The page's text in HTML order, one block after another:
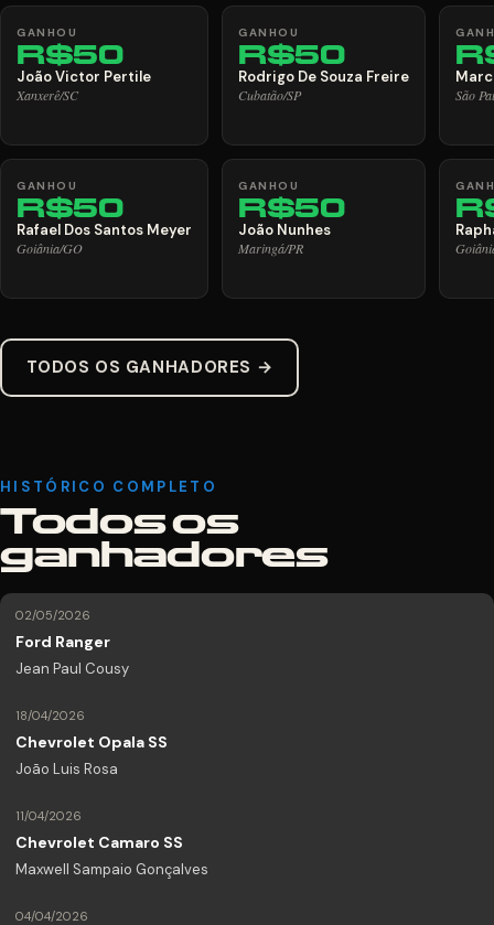
GANHOU
R$50
João Victor Pertile
Xanxerê/SC
GANHOU
R$50
Rafael Dos Santos Meyer
Goiânia/GO
GANHOU
R$50
Rodrigo De Souza Freire
Cubatão/SP
GANHOU
R$50
João Nunhes
Maringá/PR
São
TODOS OS GANHADORES →
HISTÓRICO COMPLETO
Todos os
ganhadores
02/05/2026
Ford Ranger
Jean Paul Cousy
18/04/2026
Chevrolet Opala SS
João Luis Rosa
11/04/2026
Chevrolet Camaro SS
Maxwell Sampaio Gonçalves
04/04/2026